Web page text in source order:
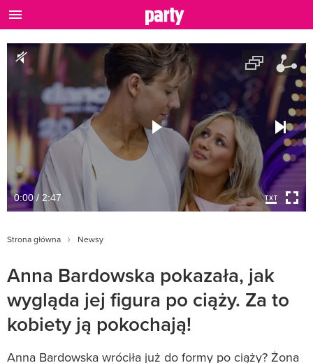
0:00 / 2:47
Strona główna Newsy
Anna Bardowska pokazała, jak
wygląda jej figura po ciąży. Za to
kobiety ją pokochają!
Anna Bardowska wróciła już do formy po ciąży? Żona